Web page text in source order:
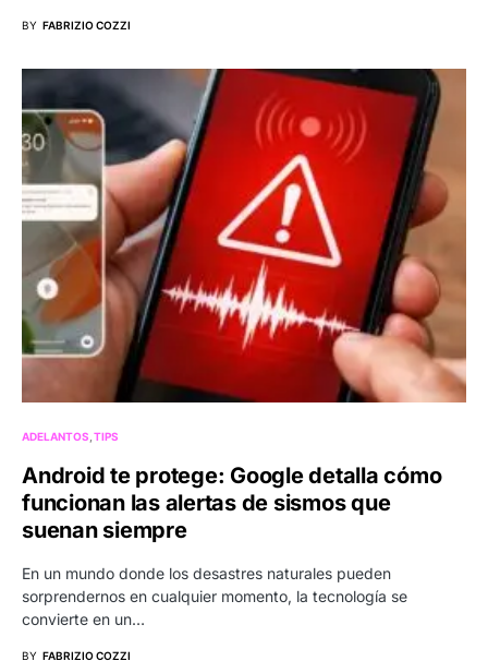
BY FABRIZIO COZZI
ADELANTOS TIPS
Android te protege: Google detalla cómo
funcionan las alertas de sismos que
suenan siempre
En un mundo donde los desastres naturales pueden
sorprendernos en cualquier momento, la tecnología se
convierte en un…
BY FABRIZIO COZZI